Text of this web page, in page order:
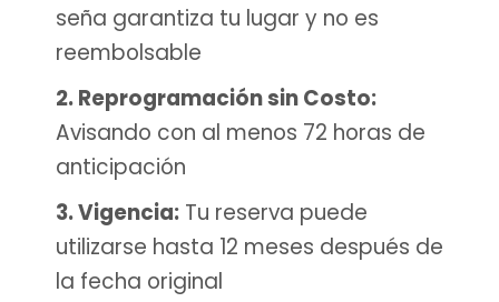
seña garantiza tu lugar y no es
reembolsable
2. Reprogramación sin Costo:
Avisando con al menos 72 horas de
anticipación
3. Vigencia: Tu reserva puede
utilizarse hasta 12 meses después de
la fecha original